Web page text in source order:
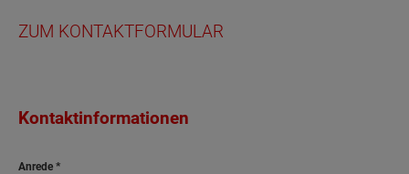
ZUM KONTAKTFORMULAR
Kontaktinformationen
Anrede